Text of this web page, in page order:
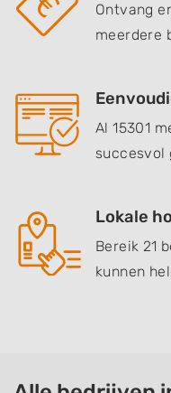
Ontvang
meerdere
Al 15301
succesvol
Lokale
Bereik 21
kunnen